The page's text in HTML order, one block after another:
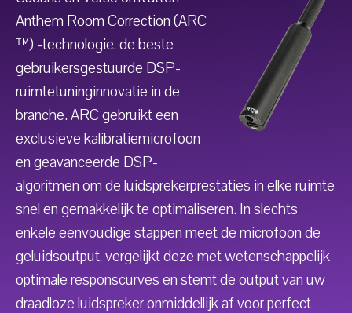
Anthem Room Correction (ARC
™) -technologie, de beste
gebruikersgestuurde DSP-
ruimtetuninginnovatie in de
branche. ARC gebruikt een
exclusieve kalibratiemicrofoon
en geavanceerde DSP-
algoritmen om de luidsprekerprestaties in elke ruimte
snel en gemakkelijk te optimaliseren. In slechts
enkele eenvoudige stappen meet de microfoon de
geluidsoutput, vergelijkt deze met wetenschappelijk
optimale responscurves en stemt de output van uw
draadloze luidspreker onmiddellijk af voor perfect